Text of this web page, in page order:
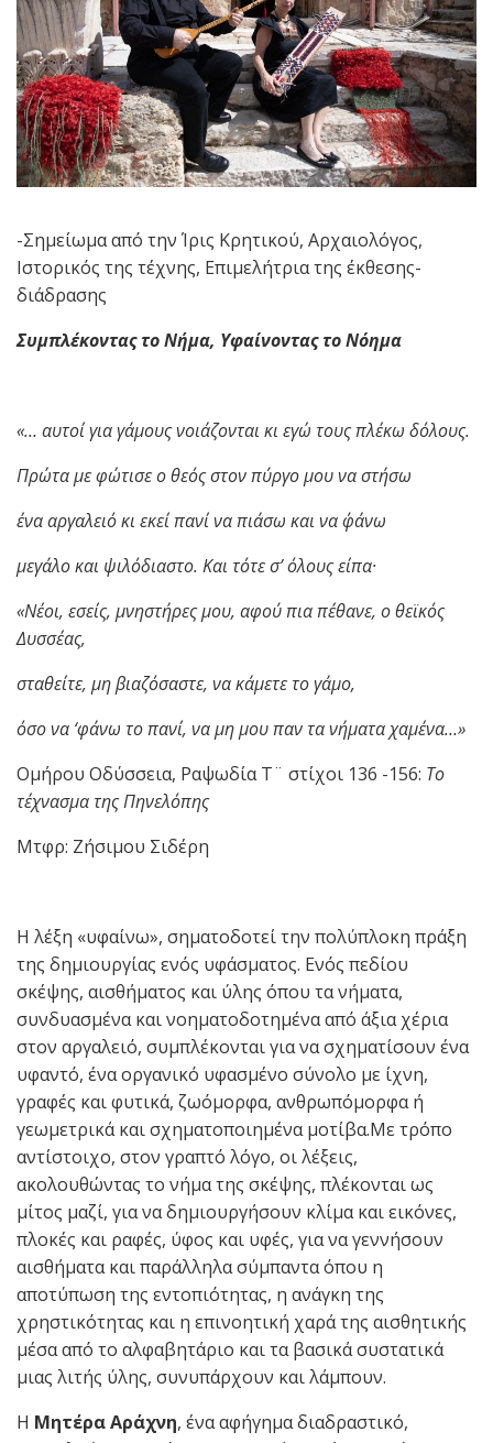
-Σημείωμα από την Ίρις Κρητικού, Αρχαιολόγος,
Ιστορικός της τέχνης, Επιμελήτρια της έκθεσης-
διάδρασης
Συμπλέκοντας το Νήμα, Υφαίνοντας το Νόημα
«… αυτοί για γάμους νοιάζονται κι εγώ τους πλέκω δόλους.
Πρώτα με φώτισε ο θεός στον πύργο μου να στήσω
ένα αργαλειό κι εκεί πανί να πιάσω και να ΄φάνω
μεγάλο και ψιλόδιαστο. Και τότε σ’ όλους είπα·
«Νέοι, εσείς, μνηστήρες μου, αφού πια πέθανε, ο θεϊκός
Δυσσέας,
σταθείτε, μη βιαζόσαστε, να κάμετε το γάμο,
όσο να ‘φάνω το πανί, να μη μου παν τα νήματα χαμένα…»
Ομήρου Οδύσσεια, Ραψωδία Τ¨ στίχοι 136 -156: Το
τέχνασμα της Πηνελόπης
Μτφρ: Ζήσιμου Σιδέρη
Η λέξη «υφαίνω», σηματοδοτεί την πολύπλοκη πράξη
της δημιουργίας ενός υφάσματος. Ενός πεδίου
σκέψης, αισθήματος και ύλης όπου τα νήματα,
συνδυασμένα και νοηματοδοτημένα από άξια χέρια
στον αργαλειό, συμπλέκονται για να σχηματίσουν ένα
υφαντό, ένα οργανικό υφασμένο σύνολο με ίχνη,
γραφές και φυτικά, ζωόμορφα, ανθρωπόμορφα ή
γεωμετρικά και σχηματοποιημένα μοτίβα.Με τρόπο
αντίστοιχο, στον γραπτό λόγο, οι λέξεις,
ακολουθώντας το νήμα της σκέψης, πλέκονται ως
μίτος μαζί, για να δημιουργήσουν κλίμα και εικόνες,
πλοκές και ραφές, ύφος και υφές, για να γεννήσουν
αισθήματα και παράλληλα σύμπαντα όπου η
αποτύπωση της εντοπιότητας, η ανάγκη της
χρηστικότητας και η επινοητική χαρά της αισθητικής
μέσα από το αλφαβητάριο και τα βασικά συστατικά
μιας λιτής ύλης, συνυπάρχουν και λάμπουν.
Η Μητέρα Αράχνη, ένα αφήγημα διαδραστικό,